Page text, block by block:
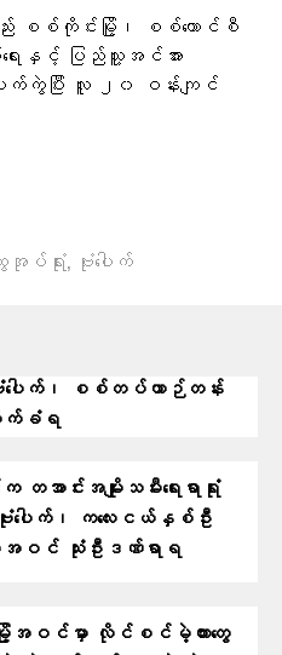
စစ်ကိုင်းမြို့၊ စစ်ကောင်စီ
းနှင့် ပြည်သူ့အင်အား
ါက်ကွဲပြီး လူ ၂၀ ဝန်းကျင်
အုပ်ရုံး, ဗုံးပေါက်
ပေါက်၊ စစ်တပ်ယာဉ်တန်း
ခံရ
ာင်းအမျိုးသမီးရေးရာရုံး
ပေါက်၊ ကလေးငယ်နှစ်ဦး
အဝင် သုံးဦးဒဏ်ရာရ
အဝင်မှာ လိုင်စင်မဲ့ကားတွေ